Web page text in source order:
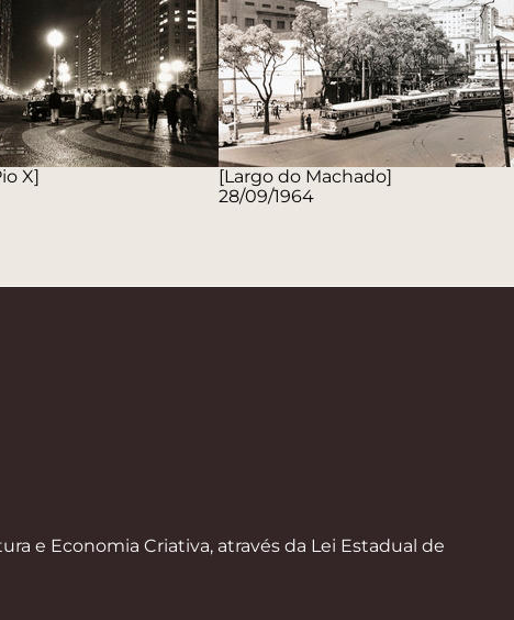
X]
[Largo do Machado]
28/09/1964
e Economia Criativa, através da Lei Estadual de